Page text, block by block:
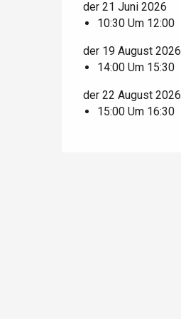
Offranville
der 21 Juni 2026
10:30 Um 12:00
der 19 August 2026
14:00 Um 15:30
der 22 August 2026
15:00 Um 16:30